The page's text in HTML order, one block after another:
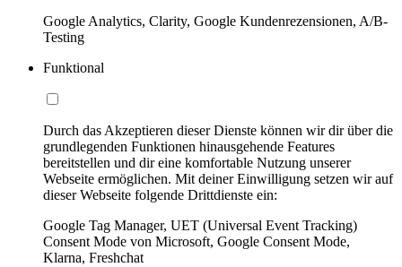
Google Analytics, Clarity, Google Kundenrezensionen, A/B-
Testing
Funktional
Durch das Akzeptieren dieser Dienste können wir dir über die
grundlegenden Funktionen hinausgehende Features
bereitstellen und dir eine komfortable Nutzung unserer
Webseite ermöglichen. Mit deiner Einwilligung setzen wir auf
dieser Webseite folgende Drittdienste ein:
Google Tag Manager, UET (Universal Event Tracking)
Consent Mode von Microsoft, Google Consent Mode,
Klarna, Freshchat